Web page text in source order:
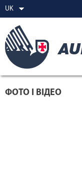
UK
ФОТО І ВІДЕО